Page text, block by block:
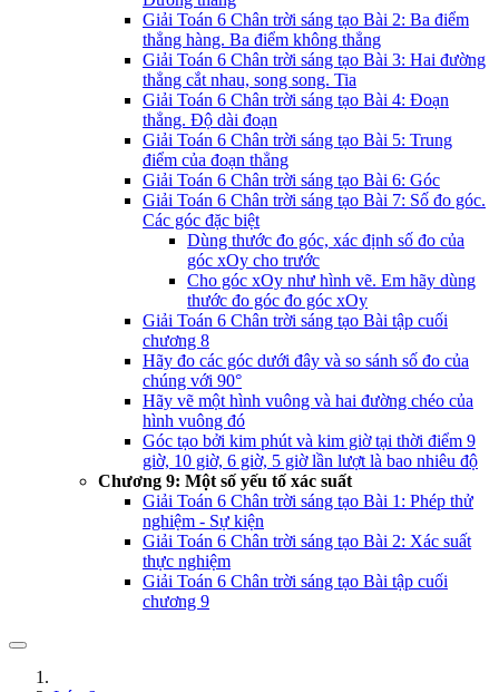
Giải Toán 6 Chân trời sáng tạo Bài 2: Ba điểm
thẳng hàng. Ba điểm không thẳng
Giải Toán 6 Chân trời sáng tạo Bài 3: Hai đường
thẳng cắt nhau, song song. Tia
Giải Toán 6 Chân trời sáng tạo Bài 4: Đoạn
thẳng. Độ dài đoạn
Giải Toán 6 Chân trời sáng tạo Bài 5: Trung
điểm của đoạn thẳng
Giải Toán 6 Chân trời sáng tạo Bài 6: Góc
Giải Toán 6 Chân trời sáng tạo Bài 7: Số đo góc.
Các góc đặc biệt
Dùng thước đo góc, xác định số đo của
góc xOy cho trước
Cho góc xOy như hình vẽ. Em hãy dùng
thước đo góc đo góc xOy
Giải Toán 6 Chân trời sáng tạo Bài tập cuối
chương 8
Hãy đo các góc dưới đây và so sánh số đo của
chúng với 90°
Hãy vẽ một hình vuông và hai đường chéo của
hình vuông đó
Góc tạo bởi kim phút và kim giờ tại thời điểm 9
giờ, 10 giờ, 6 giờ, 5 giờ lần lượt là bao nhiêu độ
Chương 9: Một số yếu tố xác suất
Giải Toán 6 Chân trời sáng tạo Bài 1: Phép thử
nghiệm - Sự kiện
Giải Toán 6 Chân trời sáng tạo Bài 2: Xác suất
thực nghiệm
Giải Toán 6 Chân trời sáng tạo Bài tập cuối
chương 9